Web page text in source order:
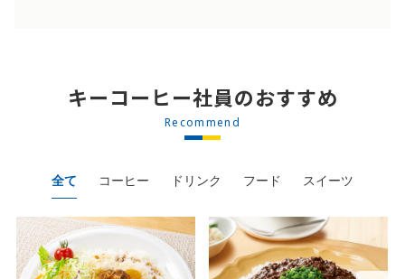
キーコーヒー社員のおすすめ
Recommend
全て コーヒー ドリンク フード スイーツ